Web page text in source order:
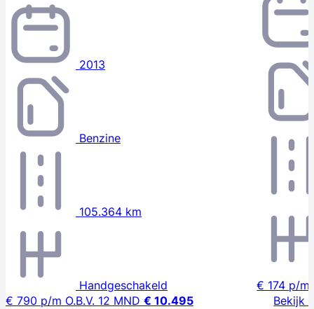
2013
Benzine
105.364 km
Handgeschakeld
€ 790 p/m O.B.V. 12 MND € 10.495
€ 174 p/m
Bekijk